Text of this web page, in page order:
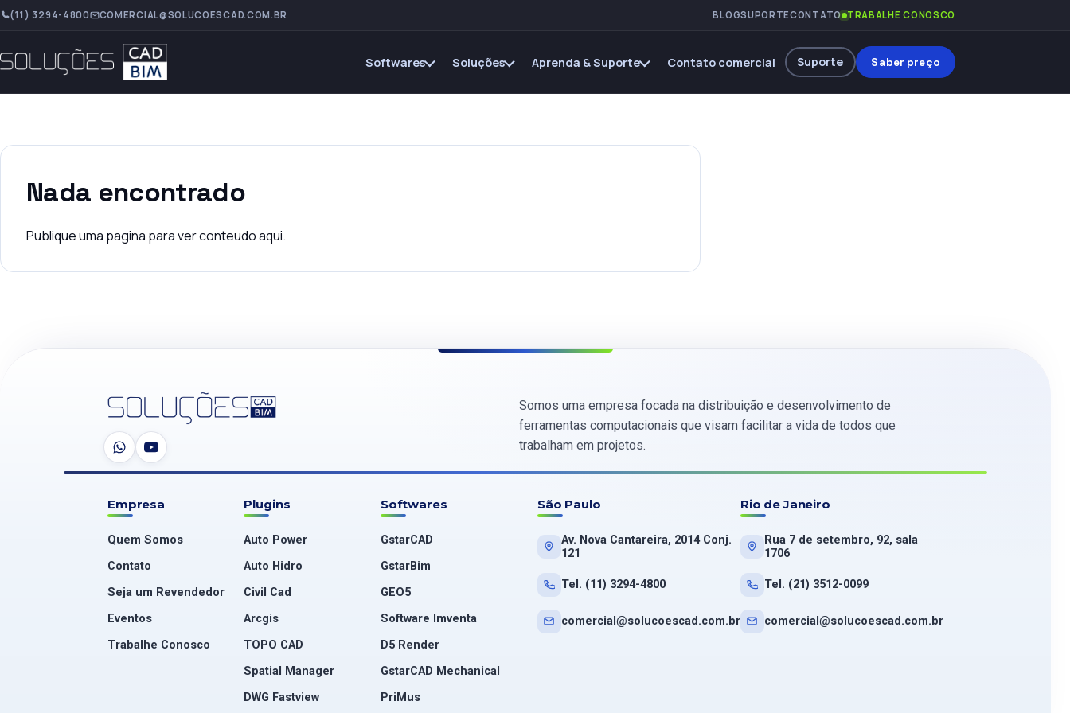
(11) 3294-4800 COMERCIAL@SOLUCOESCAD.COM.BR BLOGSUPORTECONTATO TRABALHE CONOSCO
Softwares Soluções Aprenda & Suporte Contato comercial Suporte Saber preço
Nada encontrado
Publique uma pagina para ver conteudo aqui.
Somos uma empresa focada na distribuição e desenvolvimento de
ferramentas computacionais que visam facilitar a vida de todos que
trabalham em projetos.
Empresa
Quem Somos
Contato
Seja um Revendedor
Eventos
Trabalhe Conosco
Plugins
Auto Power
Auto Hidro
Civil Cad
Arcgis
TOPO CAD
Spatial Manager
DWG Fastview
Softwares
GstarCAD
GstarBim
GEO5
Software Imventa
D5 Render
GstarCAD Mechanical
PriMus
São Paulo
Av. Nova Cantareira, 2014 Conj.
121
Tel. (11) 3294-4800
comercial@solucoescad.com.br
Rio de Janeiro
Rua 7 de setembro, 92, sala
1706
Tel. (21) 3512-0099
comercial@solucoescad.com.br